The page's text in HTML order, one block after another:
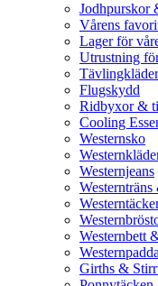
Jodhpurskor
Vårens
Lager för
Utrustning
Tävlingkläder
Flugskydd
Ridbyxor &
Cooling
Westernsko
Westernjeans
Westernbett
Girths &